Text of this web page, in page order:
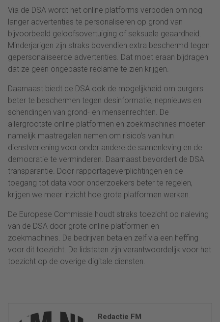
Via de DSA wordt het online platforms verboden om nog
langer advertenties te personaliseren op grond van
bijvoorbeeld geloofsovertuiging of seksuele geaardheid.
Minderjarigen zijn straks bovendien extra beschermd tegen
gepersonaliseerde advertenties. Dat moet eraan bijdragen
dat ze geen ongepaste reclame te zien krijgen.
Daarnaast biedt de DSA ook de mogelijkheid om burgers
beter te beschermen tegen desinformatie, nepnieuws en
schendingen van grond- en mensenrechten. De
allergrootste online platformen en zoekmachines moeten
namelijk maatregelen nemen om risico’s van hun
dienstverlening voor onder andere de samenleving en de
democratie te verminderen. Daarnaast bevordert de DSA
transparantie. Door rapportageverplichtingen en de
toegang tot data voor onderzoekers beter te regelen,
krijgen we meer inzicht hoe grote platformen werken.
De Europese Commissie houdt straks toezicht op naleving
van de DSA door grote online platformen en
zoekmachines. De bedrijven betalen zelf via een heffing
voor dit toezicht. De lidstaten zijn verantwoordelijk voor het
toezicht op de overige digitale diensten.
Redactie FM